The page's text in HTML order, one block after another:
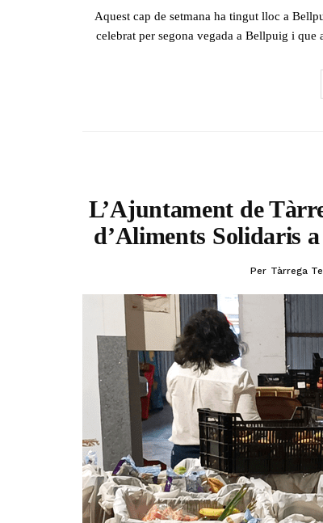
Aquest cap de setmana ha tingut lloc a
celebrat per segona vegada a Bellpuig i
L’Ajuntament de
d’Aliments Solidaris
Per Tàrrega